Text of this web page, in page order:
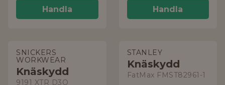
Handla Handla
SNICKERS
WORKWEAR
Knäskydd
9191 XTR D3O
STANLEY
Knäskydd
FatMax FMST82961-1